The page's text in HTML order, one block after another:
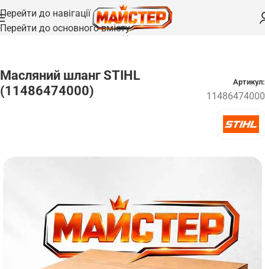
Перейти до навігації
Перейти до основного вмісту
Головна /Запчастини/Шланги та трубки
Масляний шланг STIHL
(11486474000)
Артикул:
11486474000